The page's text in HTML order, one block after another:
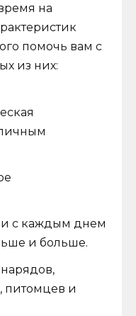
на
помочь вам с
из них:
и с каждым днем
и больше.
питомцев и